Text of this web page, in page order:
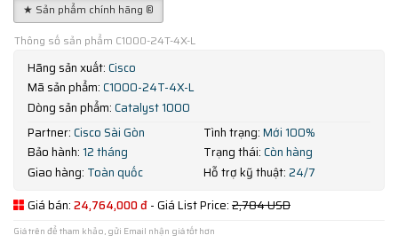
★ Sản phẩm chính hãng ®
Thông số sản phẩm C1000-24T-4X-L
Hãng sản xuất:Cisco
Mã sản phẩm:C1000-24T-4X-L
Dòng sản phẩm:Catalyst 1000
Partner:Cisco Sài Gòn Tình trạng:Mới 100%
Bảo hành: 12 tháng Trạng thái:Còn hàng
Giao hàng: Toàn quốc Hỗ trợ kỹ thuật:24/7
Giá bán:24,764,000 đ- Giá List Price:2,784 USD
Giá trên để tham khảo, gửi Email nhận giá tốt hơn